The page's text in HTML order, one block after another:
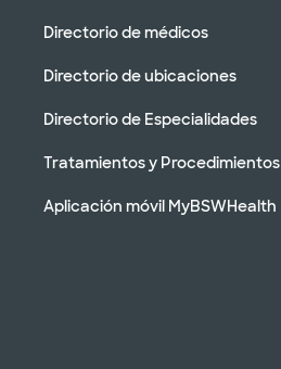
Directorio de médicos
Directorio de ubicaciones
Directorio de Especialidades
Tratamientos y Procedimientos
Aplicación móvil MyBSWHealth